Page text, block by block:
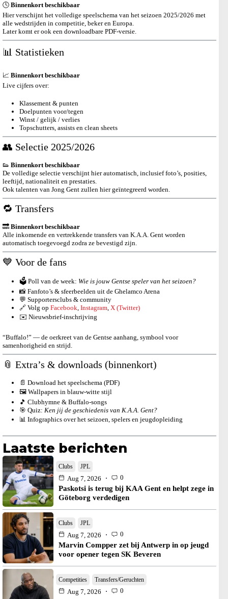
🕓 Binnenkort beschikbaar
Hier verschijnt het volledige speelschema van het seizoen 2025/2026 met
alle wedstrijden in competitie, beker en Europa.
Later komt er ook een downloadbare PDF-versie.
📊 Statistieken
📈 Binnenkort beschikbaar
Live cijfers over:
Klassement & punten
Doelpunten voor/tegen
Winst / gelijk / verlies
Topschutters, assists en clean sheets
👥 Selectie 2025/2026
👟 Binnenkort beschikbaar
De volledige selectie verschijnt hier automatisch, inclusief foto’s, posities,
leeftijd, nationaliteit en prestaties.
Ook talenten van Jong Gent zullen hier geïntegreerd worden.
🔁 Transfers
🔜 Binnenkort beschikbaar
Alle inkomende en vertrekkende transfers van K.A.A. Gent worden
automatisch toegevoegd zodra ze bevestigd zijn.
💙 Voor de fans
🗳️ Poll van de week: Wie is jouw Gentse speler van het seizoen?
📸 Fanfoto’s & sfeerbeelden uit de Ghelamco Arena
💬 Supportersclubs & community
🔗 Volg op Facebook, Instagram, X (Twitter)
✉️ Nieuwsbrief-inschrijving
“Buffalo!” — de oerkreet van de Gentse aanhang, symbool voor
samenhorigheid en strijd.
📎 Extra’s & downloads (binnenkort)
📄 Download het speelschema (PDF)
🖼️ Wallpapers in blauw-witte stijl
🎵 Clubhymne & Buffalo-songs
🎯 Quiz: Ken jij de geschiedenis van K.A.A. Gent?
📊 Infographics over het seizoen, spelers en jeugdopleiding
Laatste berichten
Clubs JPL
Aug 7, 2026 0
Paskotsi is terug bij KAA Gent en helpt zege in
Göteborg verdedigen
Clubs JPL
Aug 7, 2026 0
Marvin Compper zet bij Antwerp in op jeugd
voor opener tegen SK Beveren
Competities Transfers/Geruchten
Aug 7, 2026 0